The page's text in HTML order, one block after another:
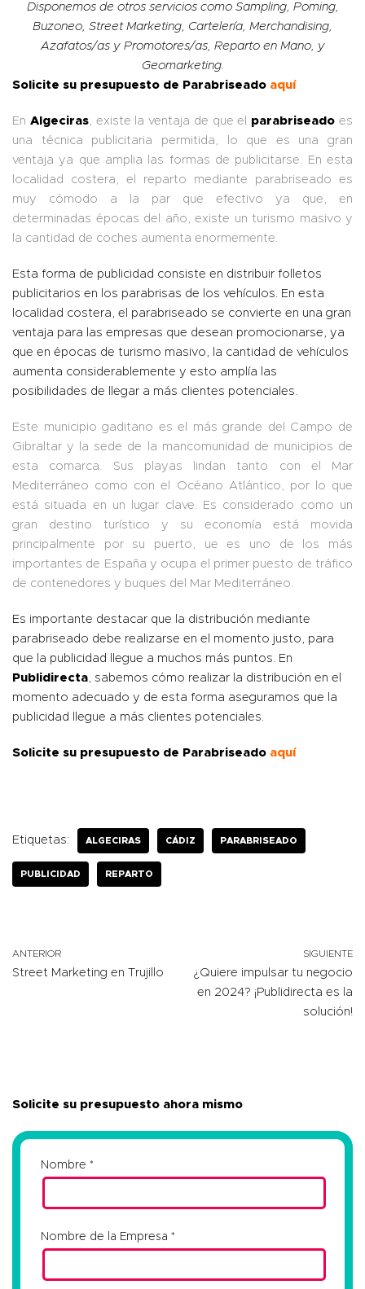
Disponemos de otros servicios como Sampling, Poming,
Buzoneo, Street Marketing, Cartelería, Merchandising,
Azafatos/as y Promotores/as, Reparto en Mano, y
Geomarketing.
Solicite su presupuesto de Parabriseado aquí
En Algeciras, existe la ventaja de que el parabriseado es
una técnica publicitaria permitida, lo que es una gran
ventaja ya que amplia las formas de publicitarse. En esta
localidad costera, el reparto mediante parabriseado es
muy cómodo a la par que efectivo ya que, en
determinadas épocas del año, existe un turismo masivo y
la cantidad de coches aumenta enormemente.
Esta forma de publicidad consiste en distribuir folletos
publicitarios en los parabrisas de los vehículos. En esta
localidad costera, el parabriseado se convierte en una gran
ventaja para las empresas que desean promocionarse, ya
que en épocas de turismo masivo, la cantidad de vehículos
aumenta considerablemente y esto amplía las
posibilidades de llegar a más clientes potenciales.
Este municipio gaditano es el más grande del Campo de
Gibraltar y la sede de la mancomunidad de municipios de
esta comarca. Sus playas lindan tanto con el Mar
Mediterráneo como con el Océano Atlántico, por lo que
está situada en un lugar clave. Es considerado como un
gran destino turístico y su economía está movida
principalmente por su puerto, ue es uno de los más
importantes de España y ocupa el primer puesto de tráfico
de contenedores y buques del Mar Mediterráneo.
Es importante destacar que la distribución mediante
parabriseado debe realizarse en el momento justo, para
que la publicidad llegue a muchos más puntos. En
Publidirecta, sabemos cómo realizar la distribución en el
momento adecuado y de esta forma aseguramos que la
publicidad llegue a más clientes potenciales.
Solicite su presupuesto de Parabriseado aquí
Etiquetas: ALGECIRAS CÁDIZ PARABRISEADO
PUBLICIDAD REPARTO
ANTERIOR
Street Marketing en Trujillo
SIGUIENTE
¿Quiere impulsar tu negocio
en 2024? ¡Publidirecta es la
solución!
Solicite su presupuesto ahora mismo
Nombre
Nombre de la Empresa